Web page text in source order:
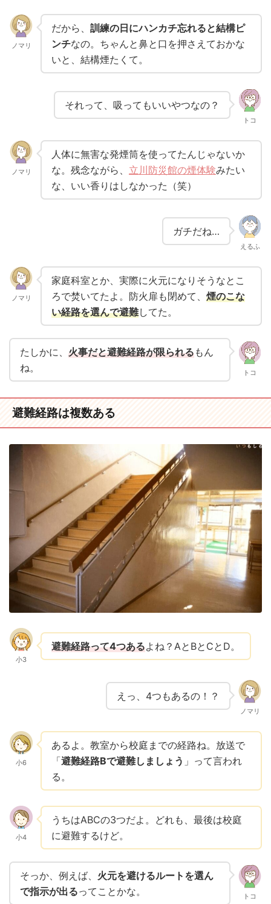
ノマリ
だから、 訓練の日にハンカチ忘れると結構ピ
ンチなの。ちゃんと鼻と口を押さえておかな
いと、結構煙たくて。
それって、吸ってもいいやつなの？
トコ
ノマリ
人体に無害な発煙筒を使ってたんじゃないか
な。残念ながら、 立川防災館の煙体験みたい
な、いい香りはしなかった（笑）
ガチだね…
えるふ
ノマリ
家庭科室とか、実際に火元になりそうなとこ
ろで焚いてたよ。防火扉も閉めて、 煙のこな
い経路を選んで避難してた。
たしかに、 火事だと避難経路が限られるもん
ね。
トコ
避難経路は複数ある
小3
避難経路って4つあるよね？AとBとCとD。
えっ、4つもあるの！？
ノマリ
小6
あるよ。教室から校庭までの経路ね。放送で
「避難経路Bで避難しましょう 」って言われ
る。
小4
うちはABCの3つだよ。どれも、最後は校庭
に避難するけど。
そっか、例えば、 火元を避けるルートを選ん
で指示が出るってことかな。 トコ